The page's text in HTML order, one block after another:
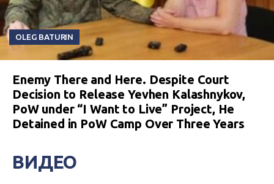
OLEG BATURIN
Enemy There and Here. Despite Court
Decision to Release Yevhen Kalashnykov,
PoW under “I Want to Live” Project, He
Detained in PoW Camp Over Three Years
ВИДЕО